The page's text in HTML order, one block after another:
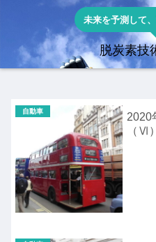
未来を予測して
脱炭素技
自動車
2020
（Ⅵ）